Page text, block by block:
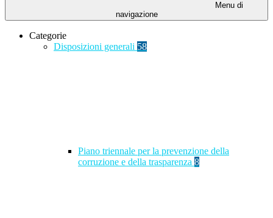
Menu di
navigazione
Categorie
Disposizioni generali 58
Piano triennale per la prevenzione della
corruzione e della trasparenza 8